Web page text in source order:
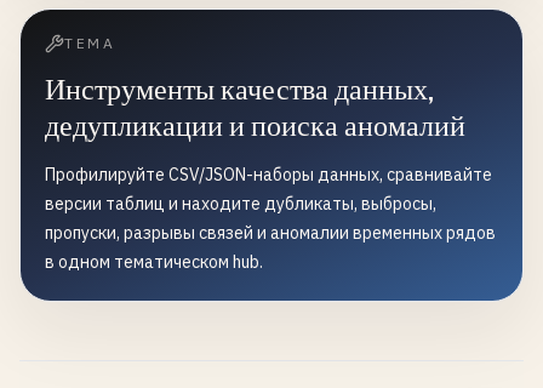
ТЕМА
Инструменты качества данных,
дедупликации и поиска аномалий
Профилируйте CSV/JSON-наборы данных, сравнивайте
версии таблиц и находите дубликаты, выбросы,
пропуски, разрывы связей и аномалии временных рядов
в одном тематическом hub.